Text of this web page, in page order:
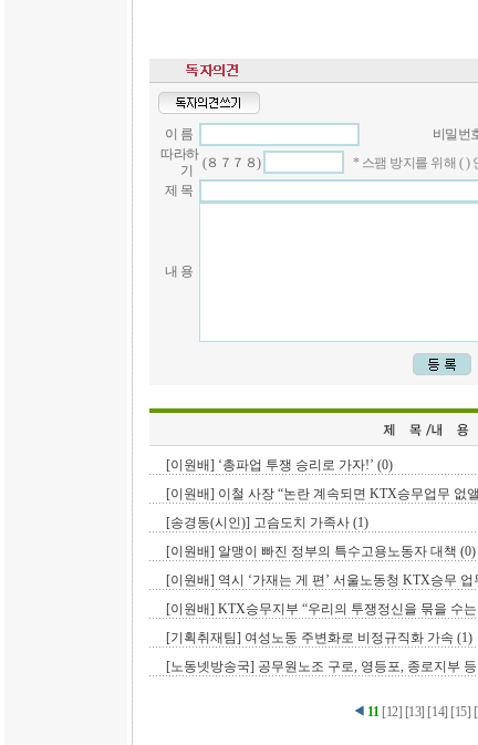
이 름
비밀번
따라하
기
(８７７８)
* 스팸 방지를 위해 ( )
제 목
내 용
[이원배] ‘총파업 투쟁 승리로 가자!’ (0)
[이원배] 이철 사장 “논란 계속되면 KTX승무업무 없
[송경동(시인)] 고슴도치 가족사 (1)
[이원배] 알맹이 빠진 정부의 특수고용노동자 대책 (0)
[이원배] 역시 ‘가재는 게 편’ 서울노동청 KTX승무 업
[이원배] KTX승무지부 “우리의 투쟁정신을 묶을 수는
[기획취재팀] 여성노동 주변화로 비정규직화 가속 (1)
[노동넷방송국] 공무원노조 구로, 영등포, 종로지부
11 [12] [13] [14] [15] [